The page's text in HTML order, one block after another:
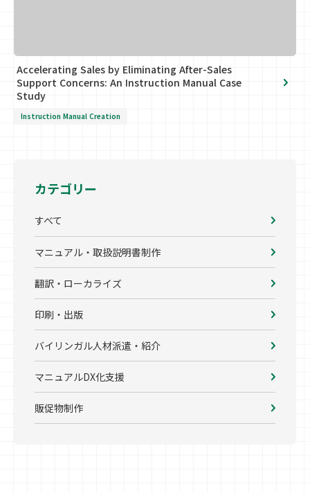
Accelerating Sales by Eliminating After-Sales
Support Concerns: An Instruction Manual Case
Study
Instruction Manual Creation
カテゴリー
すべて
マニュアル・取扱説明書制作
翻訳・ローカライズ
印刷・出版
バイリンガル人材派遣・紹介
マニュアルDX化支援
販促物制作